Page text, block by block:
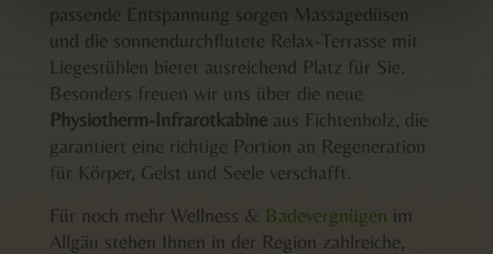
passende Entspannung sorgen Massagedüsen
und die sonnendurchflutete Relax-Terrasse mit
Liegestühlen bietet ausreichend Platz für Sie.
Besonders freuen wir uns über die neue
Physiotherm-Infrarotkabine aus Fichtenholz, die
garantiert eine richtige Portion an Regeneration
für Körper, Geist und Seele verschafft.
Für noch mehr Wellness & Badevergnügen im
Allgäu stehen Ihnen in der Region zahlreiche,